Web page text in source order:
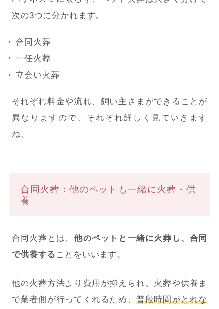
次の3つに分かれます。
合同火葬
一任火葬
立会い火葬
それぞれ料金や流れ、飼い主さまができることが
異なりますので、それぞれ詳しく見ていきます
ね。
合同火葬：他のペットも一緒に火葬・供
養
合同火葬とは、他のペットと一緒に火葬し、合同
で供養する ことをいいます。
他の火葬方法より費用が抑えられ、火葬や供養ま
で業者側が行ってくれるため、 普段時間がとれな